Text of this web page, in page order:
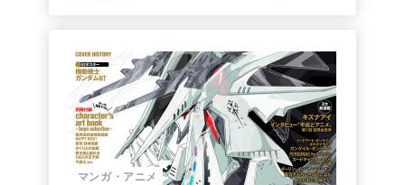
マンガ・アニメ